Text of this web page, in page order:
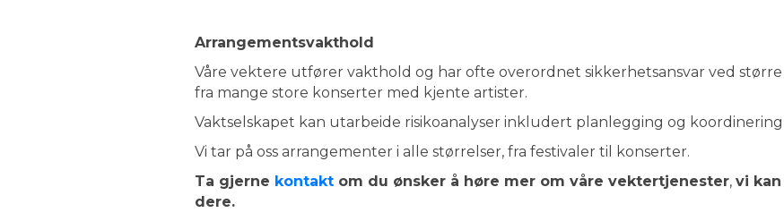
Arrangementsvakthold
Våre vektere utfører vakthold og har ofte overordnet sikkerhetsansvar ved
fra mange store konserter med kjente artister.
Vaktselskapet kan utarbeide risikoanalyser inkludert planlegging og
Vi tar på oss arrangementer i alle størrelser, fra festivaler til konserter.
Ta gjerne kontakt om du ønsker å høre mer om våre vektertjenester, vi
dere.